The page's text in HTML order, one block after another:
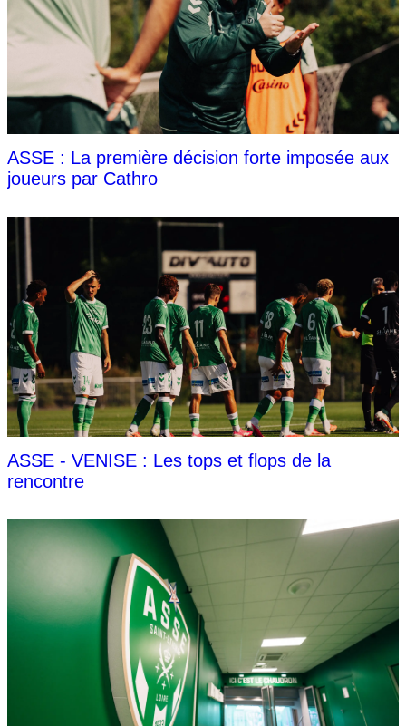
ASSE : La première décision forte imposée aux
joueurs par Cathro
ASSE - VENISE : Les tops et flops de la
rencontre